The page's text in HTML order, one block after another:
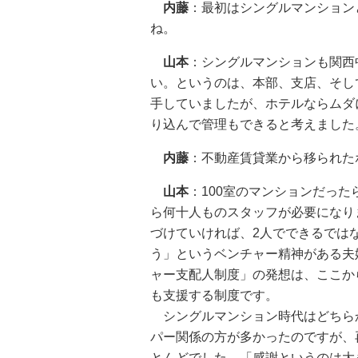
内藤 ：最初はシングルマンショ
ね。
山本：シングルマンションも関
い。というのは、本部、支店、そ
手していましたが、ホテルならム
り込んで管理もできると考えました
内藤 ：不動産賃貸業から移られ
山本：100室のマンションだった
ら何十人ものスタッフが必要にな
づけていければ、2人でできるでは
う」というベンチャー精神がある
ャー支配人制度」の発想は、ここ
も支援する制度です。
シングルマンション時代はどち
パー関係の方が多かったのですが